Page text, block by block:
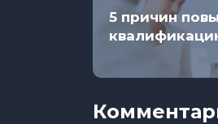
5 причин